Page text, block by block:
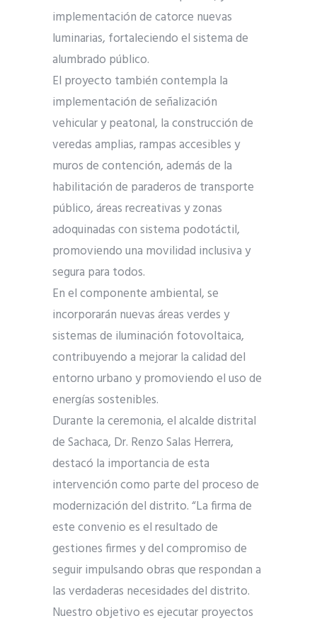
implementación de catorce nuevas
luminarias, fortaleciendo el sistema de
alumbrado público.
El proyecto también contempla la
implementación de señalización
vehicular y peatonal, la construcción de
veredas amplias, rampas accesibles y
muros de contención, además de la
habilitación de paraderos de transporte
público, áreas recreativas y zonas
adoquinadas con sistema podotáctil,
promoviendo una movilidad inclusiva y
segura para todos.
En el componente ambiental, se
incorporarán nuevas áreas verdes y
sistemas de iluminación fotovoltaica,
contribuyendo a mejorar la calidad del
entorno urbano y promoviendo el uso de
energías sostenibles.
Durante la ceremonia, el alcalde distrital
de Sachaca, Dr. Renzo Salas Herrera,
destacó la importancia de esta
intervención como parte del proceso de
modernización del distrito. “La firma de
este convenio es el resultado de
gestiones firmes y del compromiso de
seguir impulsando obras que respondan a
las verdaderas necesidades del distrito.
Nuestro objetivo es ejecutar proyectos